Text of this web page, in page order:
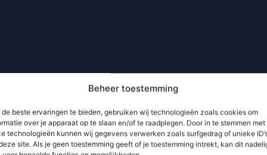
Beheer toestemming
de beste ervaringen te bieden, gebruiken wij technologieën zoals cookies om
over je apparaat op te slaan en/of te raadplegen. Door in te stemmen met
technologieën kunnen wij gegevens verwerken zoals surfgedrag of unieke
site. Als je geen toestemming geeft of je toestemming intrekt, kan dit